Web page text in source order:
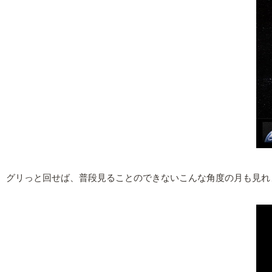
グリっと回せば、普段見ることのできないこんな角度の月も見